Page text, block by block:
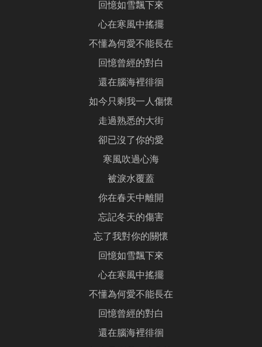
回憶如雪飄下來
心在寒風中搖擺
不懂為何愛不能長在
回憶曾經的對白
還在腦海裡徘徊
如今只剩我一人傷懷
走過熟悉的大街
卻已沒了你的愛
寒風吹過心海
被淚水覆蓋
你在春天中離開
忘記冬天的傷害
忘了我對你的關懷
回憶如雪飄下來
心在寒風中搖擺
不懂為何愛不能長在
回憶曾經的對白
還在腦海裡徘徊